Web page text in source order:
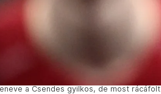
a Csendes gyilkos, de most